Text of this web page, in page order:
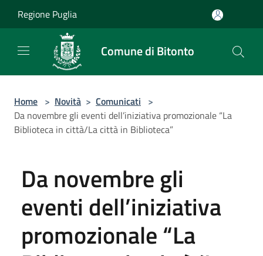
Regione Puglia
Comune di Bitonto
Home > Novità > Comunicati >
Da novembre gli eventi dell’iniziativa promozionale “La
Biblioteca in città/La città in Biblioteca”
Da novembre gli
eventi dell’iniziativa
promozionale “La